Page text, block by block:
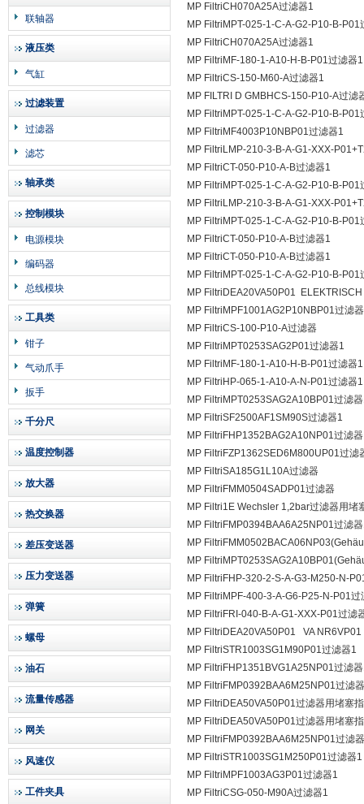
联轴器
液压类
气缸
过滤装置
过滤器
滤芯
轴承类
控制模块
电源模块
编码器
总线模块
工具类
钳子
气动爪手
扳手
千分尺
温度控制器
放大器
热交换器
差压变送器
压力变送器
弹簧
螺母
油石
流量传感器
网关
风速仪
工件夹具
MP FiltriCH070A25A过滤器1
MP FiltriMPT-­025-­1-­C-­A-­G2-­P10-­B-­P01
MP FiltriCH070A25A过滤器1
MP FiltriMF-180-1-A10-H-B-P01过滤器1
MP FiltriCS-150-M60-A过滤器1
MP FILTRI D GMBHCS-150-P10-A过滤
MP FiltriMPT-­025-­1-­C-­A-­G2-­P10-­B-­P01
MP FiltriMF­400­3­P10­N­B­P01过滤器1
MP FiltriLMP-210-3-B-A-G1-XXX-
MP FiltriCT-050-P10-A-B过滤器1
MP FiltriMPT-­025-­1-­C-­A-­G2-­P10-­B-­P01
MP FiltriLMP-210-3-B-A-G1-XXX-
MP FiltriMPT-­025-­1-­C-­A-­G2-­P10-­B-­P01
MP FiltriCT-050-P10-A-B过滤器1
MP FiltriCT-050-P10-A-B过滤器1
MP FiltriMPT-­025-­1-­C-­A-­G2-­P10-­B-­P01
MP FiltriDE­A­20­V­A­50­P01
MP FiltriMPF­100­1­A­G2­P10­N­B­P01过滤器
MP FiltriCS-100-P10-A过滤器
MP FiltriMPT0253SAG2P01过滤器1
MP FiltriMF-180-1-A10-H-B-P01过滤器1
MP FiltriHP-065-1-A10-A-N-P01过滤器1
MP FiltriMPT0253SAG2A10BP01过滤
MP FiltriSF2­500­A­F1­S­M90­S过滤器1
MP FiltriFHP1352BAG2A10NP01过滤器
MP FiltriFZP­136­2­S­E­D­6­M800­U­P01过滤
MP FiltriSA185G1L10A过滤器
MP FiltriFMM0504SADP01过滤器
MP Filtri1E Wechsler 1,2bar过滤器用堵
MP FiltriFMP0394BAA6A25NP01过滤
MP
MP
MP FiltriFHP-­320-­2­-S­-A-­G3-­M250-­N-­
MP FiltriMPF-400-3-A-G6-P25-N-P01过
MP FiltriFRI-­040-­B-­A­-G1­-XXX-­P01过滤
MP FiltriDEA20VA50P01 VA
MP FiltriSTR1003SG1M90P01过滤器1
MP FiltriFHP­135­1­B­V­G1­A25­N­P01过滤
MP FiltriFMP0392BAA6M25NP01过滤
MP FiltriDEA50VA50P01过滤器用堵塞
MP FiltriDEA50VA50P01过滤器用堵塞
MP FiltriFMP0392BAA6M25NP01过滤
MP FiltriSTR1003SG1M250P01过滤器1
MP FiltriMPF1003AG3P01过滤器1
MP FiltriCSG-050-M90A过滤器1